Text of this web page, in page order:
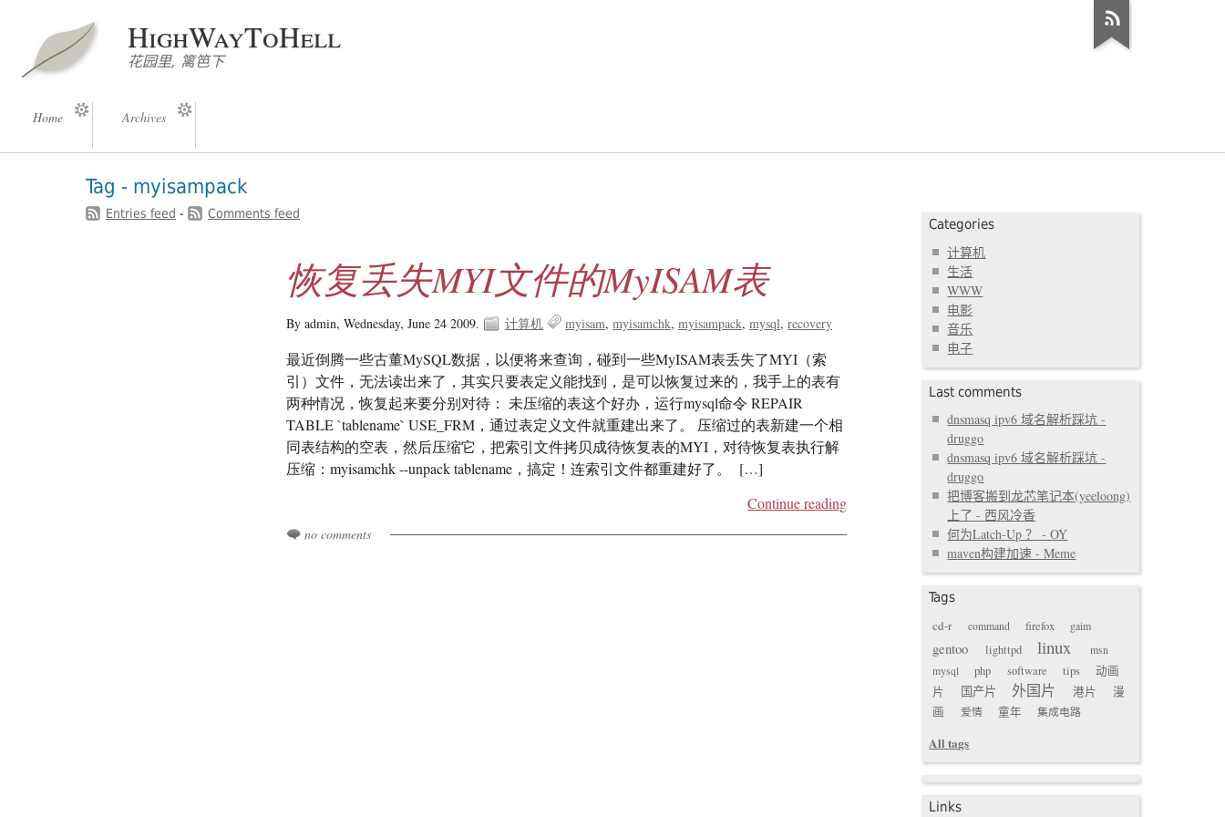
HighWayToHell
花园里, 篱笆下
Home Archives
Tag - myisampack
Entries feed - Comments feed
恢复丢失MYI文件的MyISAM表
By admin,Wednesday, June 24 2009. 计算机 myisam myisamchk myisampack mysql recovery
最近倒腾一些古董MySQL数据，以便将来查询，碰到一些MyISAM表丢失了MYI（索
引）文件，无法读出来了，其实只要表定义能找到，是可以恢复过来的，我手上的表有
两种情况，恢复起来要分别对待： 未压缩的表这个好办，运行mysql命令 REPAIR
TABLE `tablename` USE_FRM，通过表定义文件就重建出来了。 压缩过的表新建一个相
同表结构的空表，然后压缩它，把索引文件拷贝成待恢复表的MYI，对待恢复表执行解
压缩：myisamchk --unpack tablename，搞定！连索引文件都重建好了。 […]
Continue reading
no comments
Categories
计算机
生活
WWW
电影
音乐
电子
Last comments
dnsmasq ipv6 域名解析踩坑 -
druggo
dnsmasq ipv6 域名解析踩坑 -
druggo
把博客搬到龙芯笔记本(yeeloong)
上了 - 西风冷香
何为Latch-Up ？ - OY
maven构建加速 - Meme
Tags
cd-r
command firefox gaim
gentoo lighttpd linux
msn
mysql
php software tips
动画
片
国产片 外国片 港片
漫
画
爱情 童年 集成电路
All tags
Links